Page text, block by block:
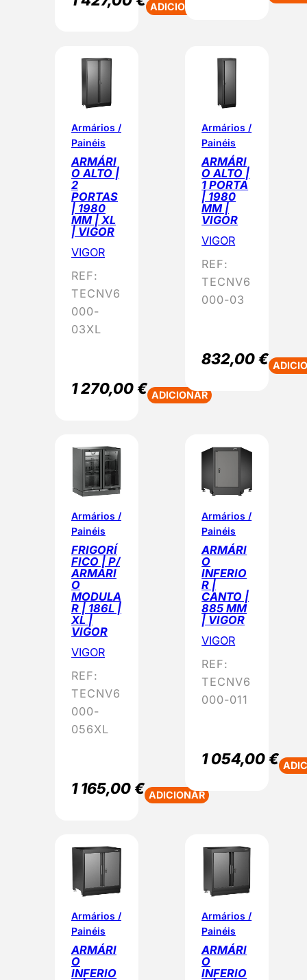
ADICIONAR
Armários /
Painéis
ARMÁRI
O ALTO |
2
PORTAS
| 1980
MM | XL
| VIGOR
VIGOR
REF:
TECNV6
000-
03XL
1 270,00€ ADICIONAR
Armários /
Painéis
ARMÁRI
O ALTO |
1 PORTA
| 1980
MM |
VIGOR
VIGOR
REF:
TECNV6
000-03
832,00€
Armários /
Painéis
FRIGORÍ
FICO | P/
ARMÁRI
O
MODULA
R | 186L |
XL |
VIGOR
VIGOR
REF:
TECNV6
000-
056XL
1 165,00€ ADICIONAR
Armários /
Painéis
ARMÁRI
O
INFERIO
R |
CANTO |
885 MM
| VIGOR
VIGOR
REF:
TECNV6
000-011
1 054,00€
Armários /
Painéis
ARMÁRI
O
INFERIO
Armários /
Painéis
ARMÁRI
O
INFERIO